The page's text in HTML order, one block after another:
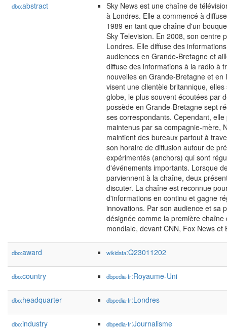
dbo:abstract
Sky News est une chaîne de
à Londres. Elle a commencé à
1989 en tant que chaîne d'un
Sky Television. En 2008, son centre
Londres. Elle diffuse des
audiences en Grande-Bretagne et
diffuse des informations à la radio à
nouvelles en Grande-Bretagne et
visent une clientèle britannique,
globe, le plus souvent écoutées par
possède en Grande-Bretagne sept
ses correspondants. Cependant,
maintenus par sa compagnie-mère,
maintient des bureaux partout à
son horaire de diffusion autour de
expérimentés (anchors) qui sont
d'événements importants. Lorsque
parviennent à la chaîne, deux
discuter. La chaîne est reconnue
d'informations en continu et gagne
innovations. Par son audience et sa
désignée comme la première
mondiale, devant CNN, Fox News et
dbo:award wikidata:Q23011202
dbo:country dbpedia-fr:Royaume-Uni
dbo:headquarter dbpedia-fr:Londres
dbo:industry dbpedia-fr:Journalisme